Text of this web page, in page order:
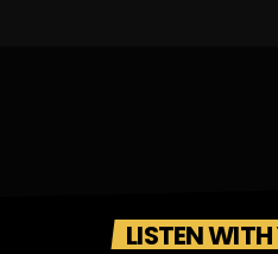
LISTEN